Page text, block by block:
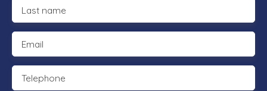
Last name
Email
Telephone